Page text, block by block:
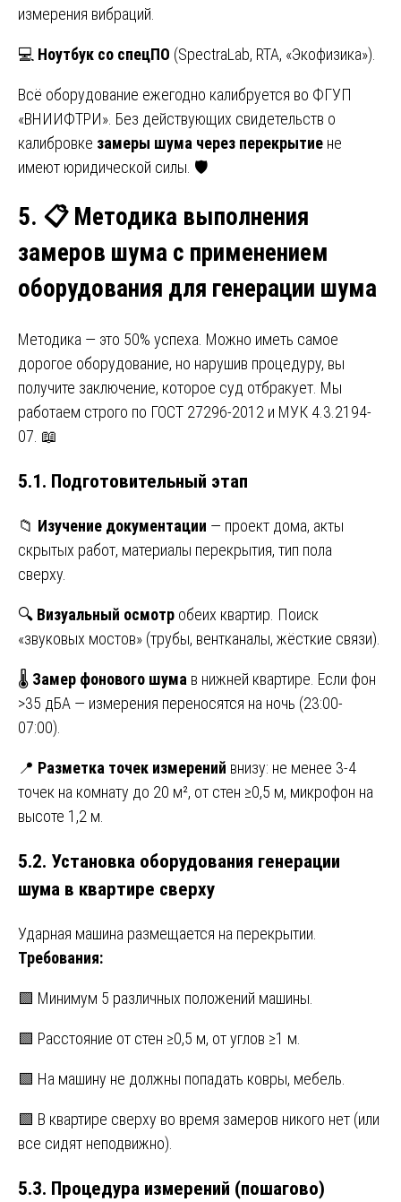
измерения вибраций.
💻 Ноутбук со спецПО (SpectraLab, RTA, «Экофизика»).
Всё оборудование ежегодно калибруется во ФГУП
«ВНИИФТРИ». Без действующих свидетельств о
калибровке замеры шума через перекрытие не
имеют юридической силы. 🛡️
5. 📋 Методика выполнения
замеров шума с применением
оборудования для генерации шума
Методика — это 50% успеха. Можно иметь самое
дорогое оборудование, но нарушив процедуру, вы
получите заключение, которое суд отбракует. Мы
работаем строго по ГОСТ 27296-2012 и МУК 4.3.2194-
07. 📖
5.1. Подготовительный этап
📁 Изучение документации — проект дома, акты
скрытых работ, материалы перекрытия, тип пола
сверху.
🔍 Визуальный осмотр обеих квартир. Поиск
«звуковых мостов» (трубы, вентканалы, жёсткие связи).
🌡️ Замер фонового шума в нижней квартире. Если фон
>35 дБА — измерения переносятся на ночь (23:00-
07:00).
📍 Разметка точек измерений внизу: не менее 3-4
точек на комнату до 20 м², от стен ≥0,5 м, микрофон на
высоте 1,2 м.
5.2. Установка оборудования генерации
шума в квартире сверху
Ударная машина размещается на перекрытии.
Требования:
🟩 Минимум 5 различных положений машины.
🟩 Расстояние от стен ≥0,5 м, от углов ≥1 м.
🟩 На машину не должны попадать ковры, мебель.
🟩 В квартире сверху во время замеров никого нет (или
все сидят неподвижно).
5.3. Процедура измерений (пошагово)